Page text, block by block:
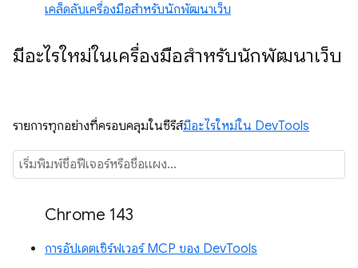
เคล็ดลับเครื่องมือสำหรับนักพัฒนาเว็บ
มีอะไรใหม่ในเครื่องมือสำหรับนักพัฒนาเว็บ
รายการทุกอย่างที่ครอบคลุมในซีรีส์มีอะไรใหม่ใน DevTools
Chrome 143
การอัปเดตเซิร์ฟเวอร์ MCP ของ DevTools